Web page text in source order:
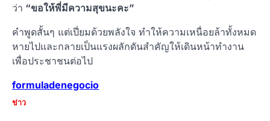
ว่า “ขอให้พี่มีความสุขนะคะ”
คำพูดสั้นๆ แต่เปี่ยมด้วยพลังใจ ทำให้ความเหนื่อยล้าทั้งหมด
หายไปและกลายเป็นแรงผลักดันสำคัญให้เดินหน้าทำงาน
เพื่อประชาชนต่อไป
formuladenegocio
ข่าว